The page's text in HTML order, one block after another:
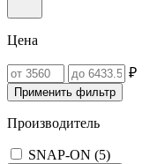
Цена
₽
Применить фильтр
Производитель
SNAP-ON (5)